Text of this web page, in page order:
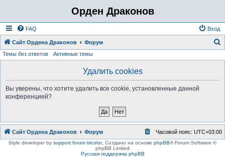
Орден Драконов
FAQ Вход
Сайт Ордена Драконов Форум
Темы без ответов Активные темы
Удалить cookies
Вы уверены, что хотите удалить все cookie, установленные данной
конференцией?
Сайт Ордена Драконов Форум Часовой пояс: UTC+03:00
Style developer by support forum tricolor, Создано на основе phpBB® Forum Software ©
phpBB Limited
Русская поддержка phpBB